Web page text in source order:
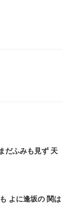
だふみも見ず 天
よに逢坂の 関は